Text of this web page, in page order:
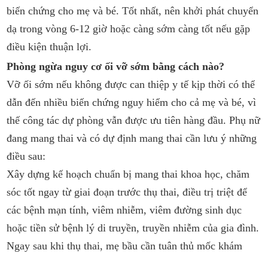
biến chứng cho mẹ và bé. Tốt nhất, nên khởi phát chuyển
dạ trong vòng 6-12 giờ hoặc càng sớm càng tốt nếu gặp
điều kiện thuận lợi.
Phòng ngừa nguy cơ ối vỡ sớm bằng cách nào?
Vỡ ối sớm nếu không được can thiệp y tế kịp thời có thể
dẫn đến nhiều biến chứng nguy hiểm cho cả mẹ và bé, vì
thế công tác dự phòng vẫn được ưu tiên hàng đầu. Phụ nữ
đang mang thai và có dự định mang thai cần lưu ý những
điều sau:
Xây dựng kế hoạch chuẩn bị mang thai khoa học, chăm
sóc tốt ngay từ giai đoạn trước thụ thai, điều trị triệt để
các bệnh mạn tính, viêm nhiễm, viêm đường sinh dục
hoặc tiền sử bệnh lý di truyền, truyền nhiễm của gia đình.
Ngay sau khi thụ thai, mẹ bầu cần tuân thủ mốc khám